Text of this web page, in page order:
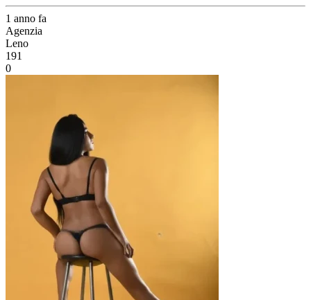
1 anno fa
Agenzia
Leno
191
0